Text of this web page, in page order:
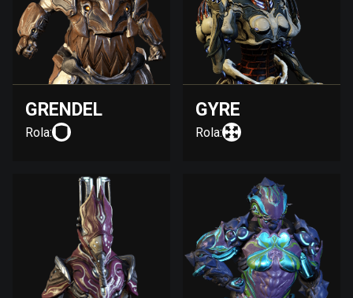
GRENDEL
Rola:
GYRE
Rola: